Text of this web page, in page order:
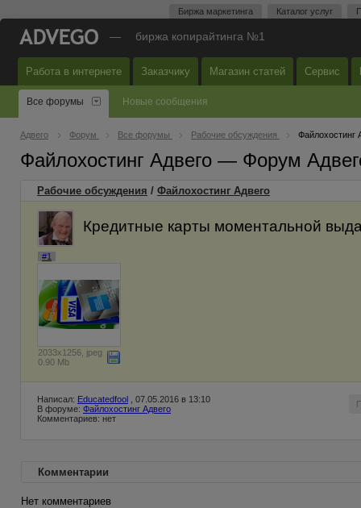
Биржа маркетинга Каталог услуг
— биржа копирайтинга №1
Работа в интернете Заказчику Магазин статей Сервис
Все форумы Новые сообщения
Адвего Форум Все форумы Рабочие обсуждения Файлохостинг
Файлохостинг Адвего — Форум
Рабочие обсуждения / Файлохостинг Адвего
Кредитные карты моментальной
#1
2033x1256, jpeg
0.90 Mb
Написал: Educatedfool , 07.05.2016 в 13:10
В форуме: Файлохостинг Адвего
Комментариев: нет
Комментарии
Нет комментариев